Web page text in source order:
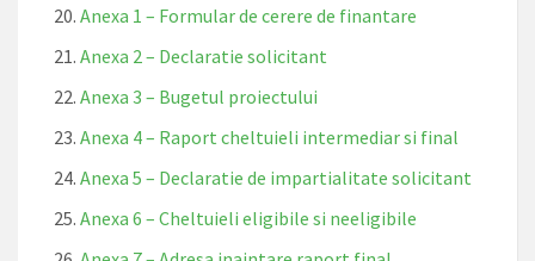
Anexa 1 – Formular de cerere de finantare
Anexa 2 – Declaratie solicitant
Anexa 3 – Bugetul proiectului
Anexa 4 – Raport cheltuieli intermediar si final
Anexa 5 – Declaratie de impartialitate solicitant
Anexa 6 – Cheltuieli eligibile si neeligibile